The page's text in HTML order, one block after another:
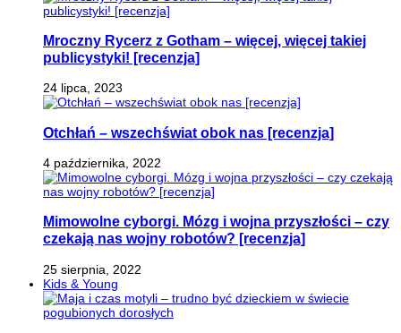
Mroczny Rycerz z Gotham – więcej, więcej takiej
publicystyki! [recenzja]
24 lipca, 2023
Otchłań – wszechświat obok nas [recenzja]
4 października, 2022
Mimowolne cyborgi. Mózg i wojna przyszłości – czy
czekają nas wojny robotów? [recenzja]
25 sierpnia, 2022
Kids & Young